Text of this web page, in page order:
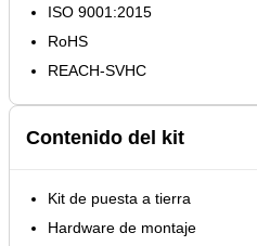
ISO 9001:2015
RoHS
REACH-SVHC
Contenido del kit
Kit de puesta a tierra
Hardware de montaje